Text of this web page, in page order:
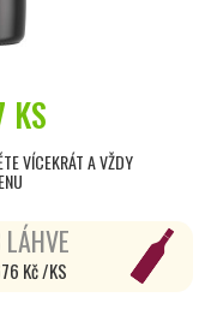
KS
VÍCEKRÁT A VŽDY
Kč /KS